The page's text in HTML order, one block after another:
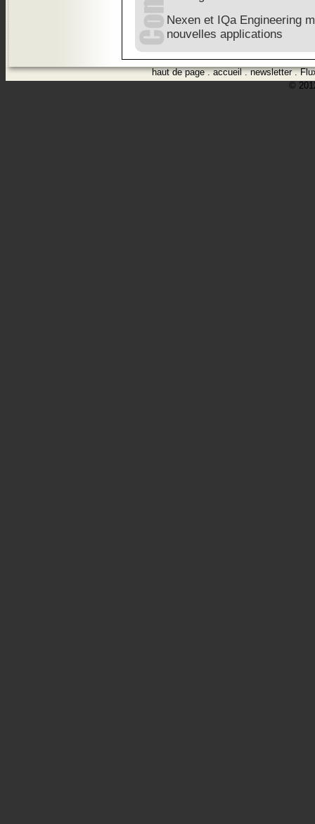
Nexen et IQa Engineering
nouvelles applications
haut de page.accueil.newsletter.
©